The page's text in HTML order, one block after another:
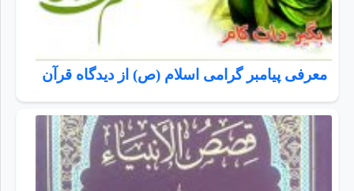
معرفی پیامبر گرامی اسلام (ص) از دیدگاه قرآن